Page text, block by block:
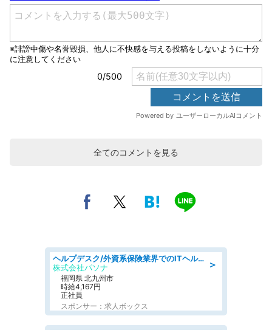
全てのコメントを見る
＞
ヘルプデスク/外資系保険業界でのITヘルプデスク業務/駅近/即日勤務可/ヘルプデスク
株式会社パソナ
福岡県 北九州市
時給4,167円
正社員
スポンサー：求人ボックス